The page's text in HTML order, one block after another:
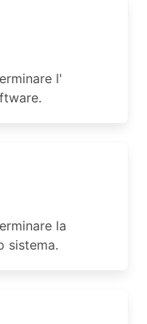
l'
la
sistema.